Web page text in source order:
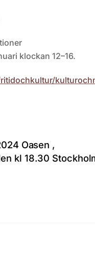
klockan 12–16.
Oasen ,
kl 18.30